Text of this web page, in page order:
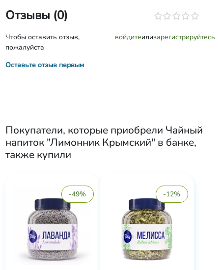
Отзывы (0)
Чтобы оставить отзыв,
пожалуйста
войдитеилизарегистрируйтесь
Оставьте отзыв первым
Покупатели, которые приобрели Чайный
напиток "Лимонник Крымский" в банке,
также купили
-49% -12%